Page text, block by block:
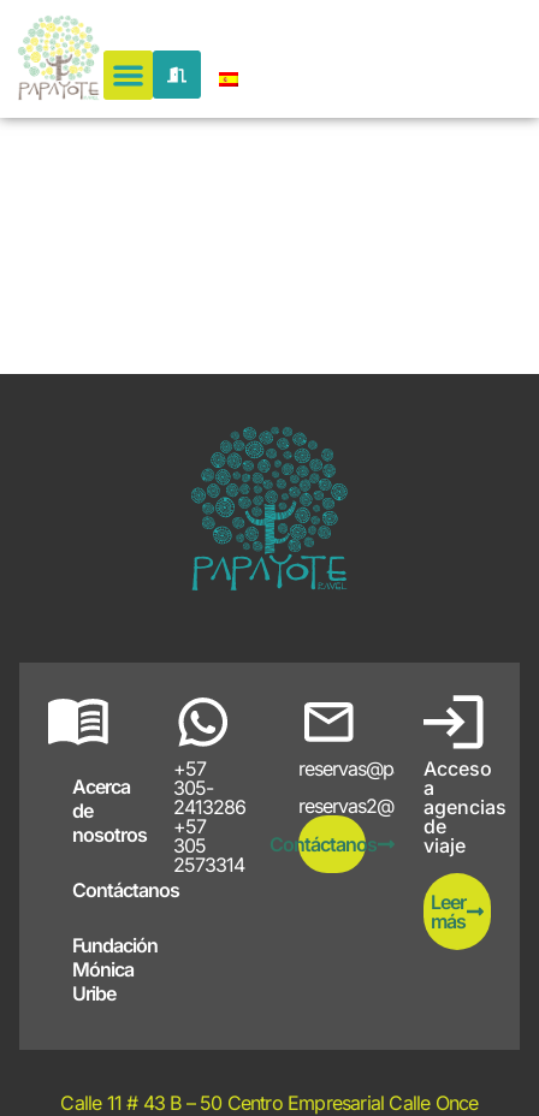
la
Acerca
de
nosotros
Contáctanos
Fundación
Mónica
Uribe
+57
305-
2413286
+57
305
2573314
reservas@papayote.com
reservas2@papayote.com
Contáctanos
Acceso
a
agencias
de
viaje
Leer
más
Calle 11 # 43 B – 50 Centro Empresarial Calle Once